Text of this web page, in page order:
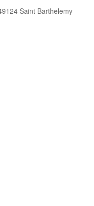
Saint Barthelemy